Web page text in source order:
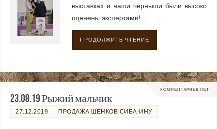
выставках и наши черныши были высоко
оценены экспертами!
ПРОДОЛЖИТЬ ЧТЕНИЕ
КОММЕНТАРИЕВ НЕТ
23.08.19 Рыжий мальчик
27.12.2019 ПРОДАЖА ЩЕНКОВ СИБА-ИНУ